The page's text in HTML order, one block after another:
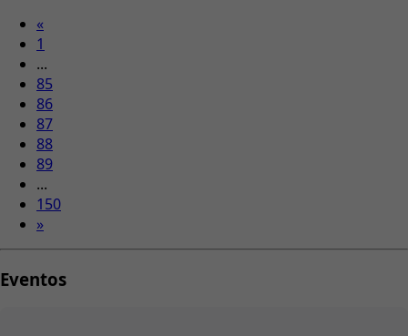
«
1
...
85
86
87
88
89
...
150
»
Eventos